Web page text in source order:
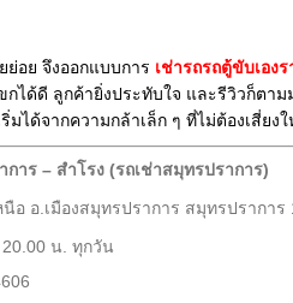
ย่อย จึงออกแบบการ เช่ารถรถตู้ขับเอง
ได้ดี ลูกค้ายิ่งประทับใจ และรีวิวก็ตา
มได้จากความกล้าเล็ก ๆ ที่ไม่ต้องเสี่ยง
าร – สำโรง (รถเช่าสมุทรปราการ)
อ อ.เมืองสมุทรปราการ สมุทรปราการ
20.00 น. ทุกวัน